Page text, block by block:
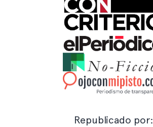
Republicado por: